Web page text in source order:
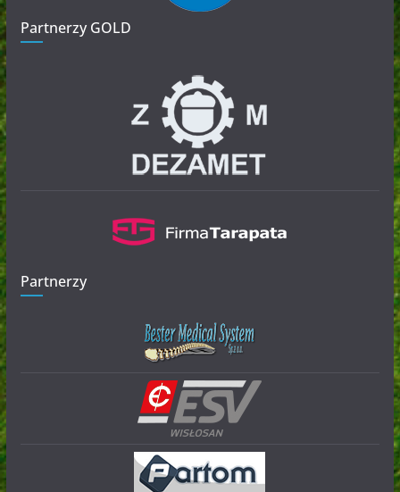
Partnerzy GOLD
Partnerzy